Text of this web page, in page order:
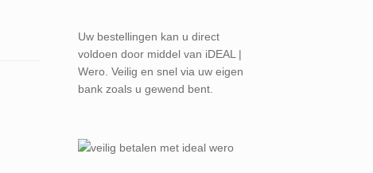
Uw bestellingen kan u direct
voldoen door middel van iDEAL |
Wero. Veilig en snel via uw eigen
bank zoals u gewend bent.